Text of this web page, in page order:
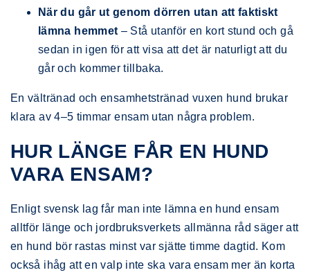
När du går ut genom dörren utan att faktiskt
lämna hemmet – Stå utanför en kort stund och gå
sedan in igen för att visa att det är naturligt att du
går och kommer tillbaka.
En vältränad och ensamhetstränad vuxen hund brukar
klara av 4–5 timmar ensam utan några problem.
HUR LÄNGE FÅR EN HUND
VARA ENSAM?
Enligt svensk lag får man inte lämna en hund ensam
alltför länge och jordbruksverkets allmänna råd säger att
en hund bör rastas minst var sjätte timme dagtid. Kom
också ihåg att en valp inte ska vara ensam mer än korta